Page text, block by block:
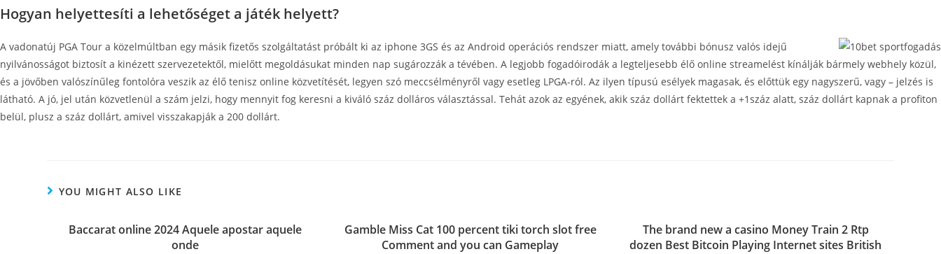
Hogyan helyettesíti a lehetőséget a játék helyett?
A vadonatúj PGA Tour a közelmúltban egy másik fizetős szolgáltatást próbált ki az iphone 3GS és az Android operációs rendszer miatt, amely további bónusz valós idejű
nyilvánosságot biztosít a kinézett szervezetektől, mielőtt megoldásukat minden nap sugározzák a tévében. A legjobb fogadóirodák a legteljesebb élő online streamelést kínálják bármely webhely közül,
és a jövőben valószínűleg fontolóra veszik az élő tenisz online közvetítését, legyen szó meccsélményről vagy esetleg LPGA-ról. Az ilyen típusú esélyek magasak, és előttük egy nagyszerű, vagy – jelzés is
látható. A jó, jel után közvetlenül a szám jelzi, hogy mennyit fog keresni a kiváló száz dolláros választással. Tehát azok az egyének, akik száz dollárt fektettek a +1száz alatt, száz dollárt kapnak a profiton
belül, plusz a száz dollárt, amivel visszakapják a 200 dollárt.
YOU MIGHT ALSO LIKE
Baccarat online 2024 Aquele apostar aquele
onde
Gamble Miss Cat 100 percent tiki torch slot free
Comment and you can Gameplay
The brand new a casino Money Train 2 Rtp
dozen Best Bitcoin Playing Internet sites British